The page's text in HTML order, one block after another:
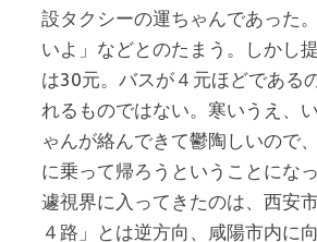
設タクシーの運ちゃんであった
いよ」などとのたまう。しかし
は30元。バスが４元ほどである
れるものではない。寒いうえ、
ゃんが絡んできて鬱陶しいので
に乗って帰ろうということにな
遽視界に入ってきたのは、西安
４路」とは逆方向、咸陽市内に